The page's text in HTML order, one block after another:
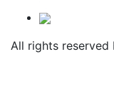
All rights reserved